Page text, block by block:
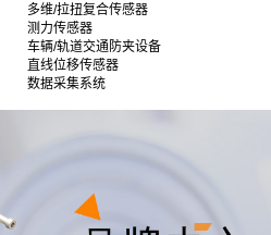
多维/拉扭复合传感器
测力传感器
车辆/轨道交通防夹设备
直线位移传感器
数据采集系统